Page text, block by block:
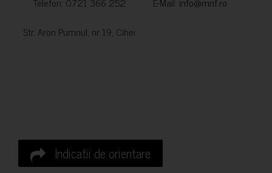
Str. Aron Pumnul, nr 19, Cihei
Indicatii de orientare